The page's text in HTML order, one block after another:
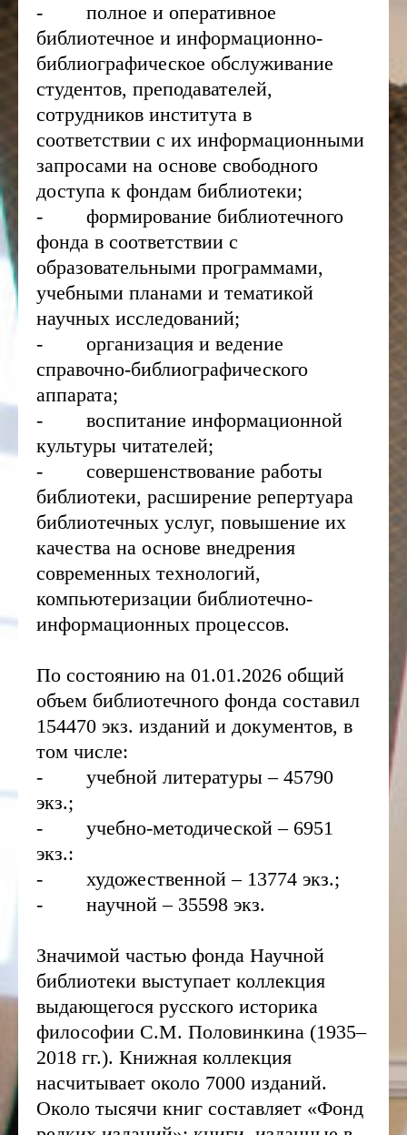
- полное и оперативное
библиотечное и информационно-
библиографическое обслуживание
студентов, преподавателей,
сотрудников института в
соответствии с их информационными
запросами на основе свободного
доступа к фондам библиотеки;
- формирование библиотечного
фонда в соответствии с
образовательными программами,
учебными планами и тематикой
научных исследований;
- организация и ведение
справочно-библиографического
аппарата;
- воспитание информационной
культуры читателей;
- совершенствование работы
библиотеки, расширение репертуара
библиотечных услуг, повышение их
качества на основе внедрения
современных технологий,
компьютеризации библиотечно-
информационных процессов.
По состоянию на 01.01.2026 общий
объем библиотечного фонда составил
154470 экз. изданий и документов, в
том числе:
- учебной литературы – 45790
экз.;
- учебно-методической – 6951
экз.:
- художественной – 13774 экз.;
- научной – 35598 экз.
Значимой частью фонда Научной
библиотеки выступает коллекция
выдающегося русского историка
философии С.М. Половинкина (1935–
2018 гг.). Книжная коллекция
насчитывает около 7000 изданий.
Около тысячи книг составляет «Фонд